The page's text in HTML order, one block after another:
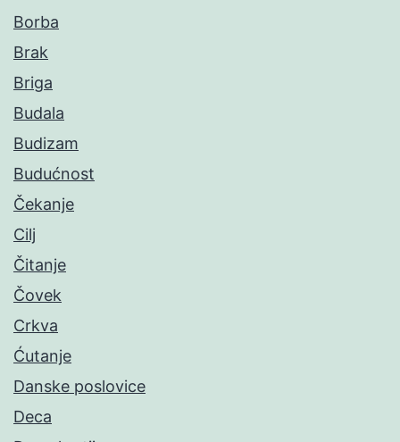
Borba
Brak
Briga
Budala
Budizam
Budućnost
Čekanje
Cilj
Čitanje
Čovek
Crkva
Ćutanje
Danske poslovice
Deca